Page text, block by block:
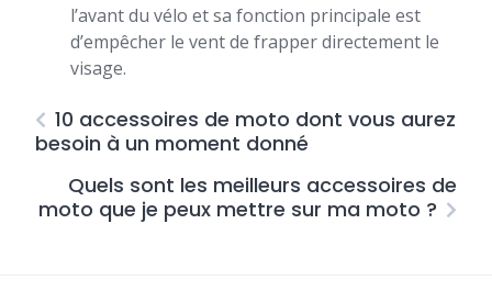
l’avant du vélo et sa fonction principale est
d’empêcher le vent de frapper directement le
visage.
10 accessoires de moto dont vous aurez
besoin à un moment donné
Quels sont les meilleurs accessoires de
moto que je peux mettre sur ma moto ?